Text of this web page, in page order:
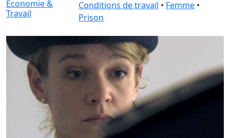
Economie &
Travail
Conditions de travail • Femme •
Prison